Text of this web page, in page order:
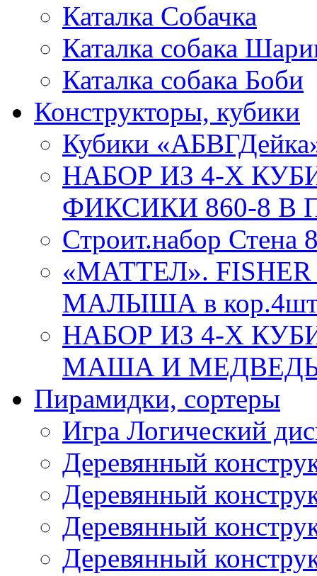
Каталка Собачка
Каталка собака
Каталка собака Боби
Конструкторы, кубики
Кубики
НАБОР ИЗ 4-Х
ФИКСИКИ 860-8 В
Строит.набор Стена
«МАТТЕЛ».
МАЛЫША в
НАБОР ИЗ 4-Х
МАША И МЕДВЕДЬ
Пирамидки, сортеры
Игра Логический
Деревянный
Деревянный
Деревянный
Деревянный